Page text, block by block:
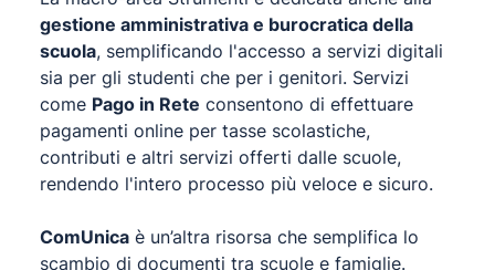
gestione amministrativa e burocratica della
scuola, semplificando l'accesso a servizi digitali
sia per gli studenti che per i genitori. Servizi
come Pago in Rete consentono di effettuare
pagamenti online per tasse scolastiche,
contributi e altri servizi offerti dalle scuole,
rendendo l'intero processo più veloce e sicuro.
ComUnica è un’altra risorsa che semplifica lo
scambio di documenti tra scuole e famiglie.